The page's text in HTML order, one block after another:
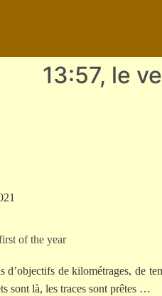
13:57, le
of the year
d’objectifs de kilométrages, de
sont là, les traces sont prêtes …